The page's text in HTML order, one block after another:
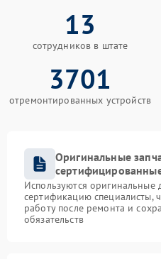
13
сотрудников в штате
3701
отремонтированных устройств
Оригинальные
Используются
сертификацию специалисты,
работу после ремонта и
обязательств